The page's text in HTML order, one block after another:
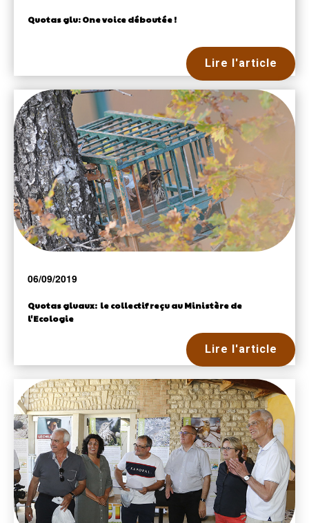
Quotas glu: One voice déboutée !
Lire l'article
06/09/2019
Quotas gluaux: le collectif reçu au Ministère de
l'Ecologie
Lire l'article